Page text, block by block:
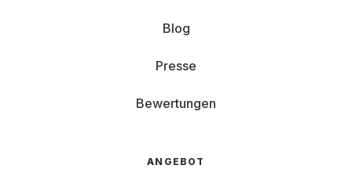
Blog
Presse
Bewertungen
ANGEBOT